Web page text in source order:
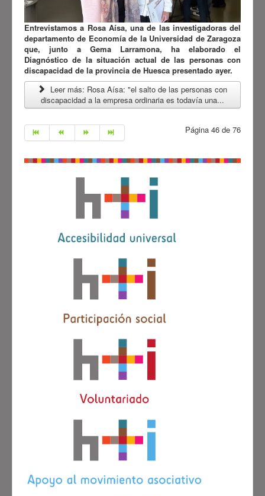
Entrevistamos a Rosa Aísa, una de las investigadoras del
departamento de Economía de la Universidad de Zaragoza
que, junto a Gema Larramona, ha elaborado el
Diagnóstico de la situación actual de las personas con
discapacidad de la provincia de Huesca presentado ayer.
Leer más: Rosa Aísa: "el salto de las personas con
discapacidad a la empresa ordinaria es todavía una...
Página 46 de 76